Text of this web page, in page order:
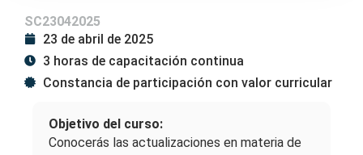
SC23042025
23 de abril de 2025
3 horas de capacitación continua
Constancia de participación con valor curricular
Objetivo del curso:
Conocerás las actualizaciones en materia de